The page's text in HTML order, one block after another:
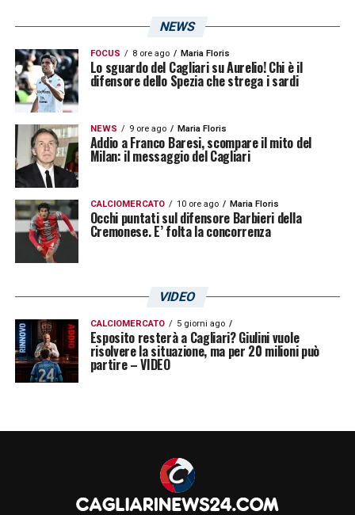
NEWS
FOCUS 8 ore ago Maria Floris
Lo sguardo del Cagliari su Aurelio! Chi è il
difensore dello Spezia che strega i sardi
NEWS 9 ore ago Maria Floris
Addio a Franco Baresi, scompare il mito del
Milan: il messaggio del Cagliari
CALCIOMERCATO 10 ore ago Maria Floris
Occhi puntati sul difensore Barbieri della
Cremonese. E’ folta la concorrenza
VIDEO
CALCIOMERCATO 5 giorni ago
Esposito resterà a Cagliari? Giulini vuole
risolvere la situazione, ma per 20 milioni può
partire – VIDEO